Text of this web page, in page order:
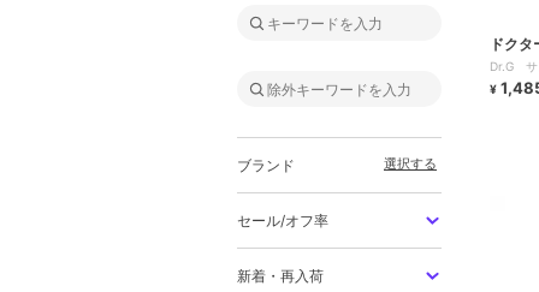
ブランド 選択する
セール/オフ率
新着・再入荷
ドクタ
Dr.G サ
¥